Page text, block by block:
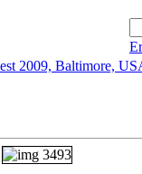
2009, Baltimore,